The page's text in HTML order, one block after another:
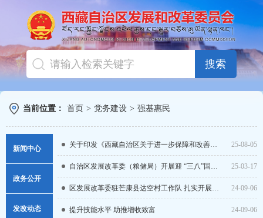
搜索
当前位置： 首页 > 党务建设 > 强基惠民
新闻中心
图片新闻
政务公开
通知公告
发改动态
关于印发《西藏自治区关于进一步保障和改善民生着力解决群众急难愁盼的若干举措》的通知 25-08-05
自治区发展改革委（粮储局）开展迎 “三八”国家妇女节主题系列活动 25-03-17
区发展改革委驻芒康县达空村工作队 扎实开展区党委十届六次全会精神宣讲学习会 24-09-06
提升技能水平 助推增收致富 24-09-06